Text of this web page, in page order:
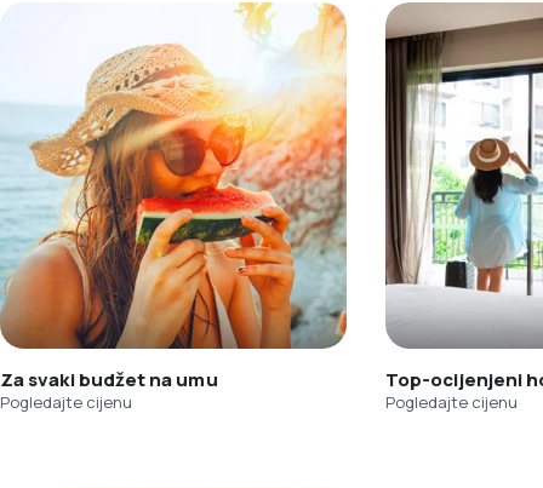
Za svaki budžet na umu
Pogledajte cijenu
Top-ocijenjeni
Pogledajte cijenu